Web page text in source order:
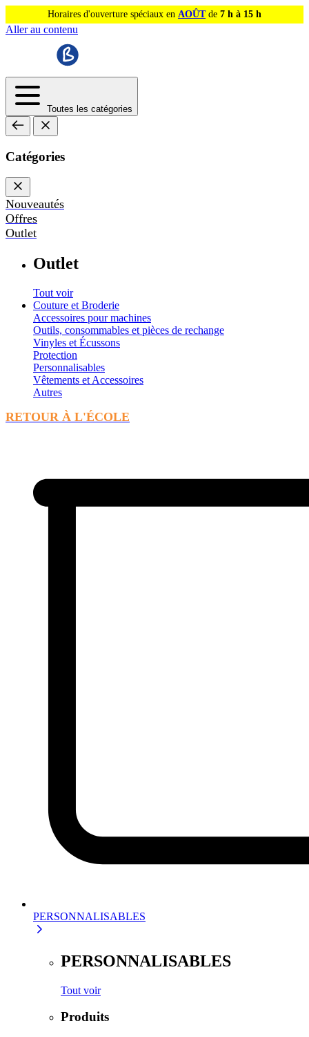
Horaires d'ouverture spéciaux en AOÛTde 7 h à 15 h
Aller au contenu
Toutes les catégories
Catégories
Nouveautés
Offres
Outlet
Outlet
Tout voir
Couture et Broderie
Accessoires pour machines
Outils, consommables et pièces de rechange
Vinyles et Écussons
Protection
Personnalisables
Vêtements et Accessoires
Autres
RETOUR À L'ÉCOLE
PERSONNALISABLES
PERSONNALISABLES
Tout voir
Produits